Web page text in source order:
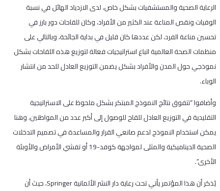
الرعاية الصحية والمستشفيات بشكل خاص، لدى الازدياد الهائل في نسبة
الوفيات ونقص المناعة عند الكثير من الأفراد، وكان للقاحات دور بارز في
تحسين مناعة الفرد، لكن عددها كان قليل في بداية الجائحة، وبالتالي على
منظمات الصحة العالمية اتباع استراتيجيات فعالة لتوزيع هذه اللقاحات بشكل
نموذجي حول المدن والأفراد بشكل يضمن التوزيع العادل للحد من انتشار
الوباء.
وأضافوا “تتفوق نتائج النموذج المبتكر بشكل ملحوظ على الاستراتيجية
التقليدية في التوزيع العادل للقاح للوصول إلى أكبر عدد من المواطنين، وهنا
يمكن استخدام النموذج لدعم صانعي القرار والمساعدة في تصميم التدخلات
الصحية الديناميكية والمثلى لمواجهة كوفد-19 أو تفشي الأمراض والأوبئة
الأخرى”.
يُذكر أن هذا المؤتمر يأتي تحت رعاية دار النشر الألمانية Springer، حيث أن